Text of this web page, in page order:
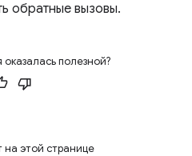
обратные вызовы.
полезной?
на этой странице